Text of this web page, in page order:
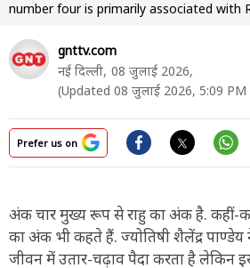
number four is primarily associated with
gnttv.com
नई दिल्ली, 08 जुलाई 2026,
(Updated 08 जुलाई 2026, 5:09 PM
Prefer us on
अंक चार मुख्य रूप से राहु का अंक है. कहीं-
का अंक भी कहते हैं. ज्योतिषी शैलेंद्र
जीवन में उतार-चढ़ाव पैदा करता है लेकिन